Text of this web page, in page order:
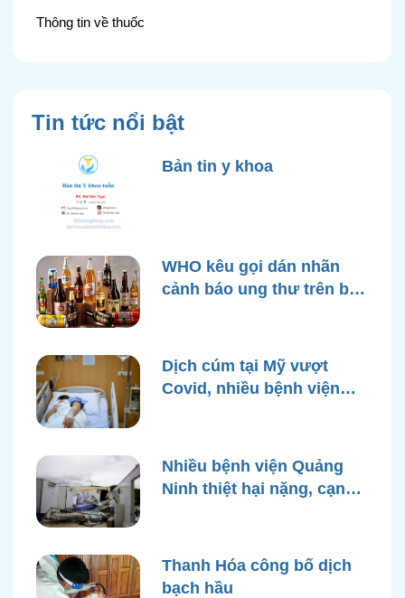
Thông tin về thuốc
Tin tức nổi bật
Bản tin y khoa
WHO kêu gọi dán nhãn
cảnh báo ung thư trên bao
Dịch cúm tại Mỹ vượt
Covid, nhiều bệnh viện
Nhiều bệnh viện Quảng
Ninh thiệt hại nặng, cạn
Thanh Hóa công bố dịch
bạch hầu